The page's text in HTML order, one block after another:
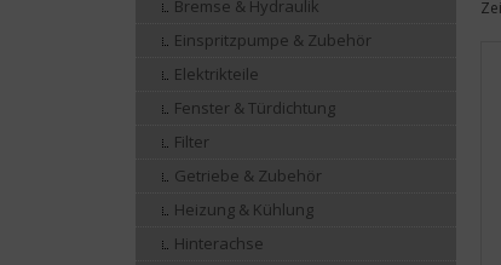
Bremse & Hydraulik
Einspritzpumpe & Zubehör
Elektrikteile
Fenster & Türdichtung
Filter
Getriebe & Zubehör
Heizung & Kühlung
Hinterachse